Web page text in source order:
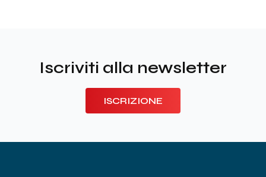
Iscriviti alla newsletter
ISCRIZIONE